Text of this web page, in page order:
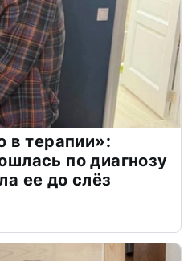
в терапии»:
по диагнозу
ее до слёз